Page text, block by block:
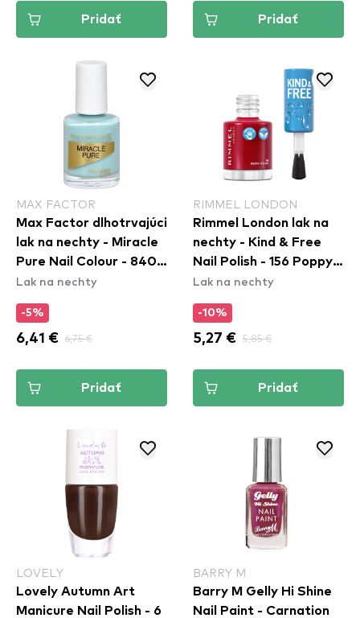
Pridať Pridať
MAX FACTOR
Max Factor dlhotrvajúci
lak na nechty - Miracle
Pure Nail Colour - 840
Moonstone Blue
Lak na nechty
-5%
6,41 € 6,75 €
Pridať
RIMMEL LONDON
Rimmel London lak na
nechty - Kind & Free
Nail Polish - 156 Poppy
Pop Red
Lak na nechty
-10%
5,27 € 5,85 €
Pridať
LOVELY
Lovely Autumn Art
Manicure Nail Polish - 6
BARRY M
Barry M Gelly Hi Shine
Nail Paint - Carnation